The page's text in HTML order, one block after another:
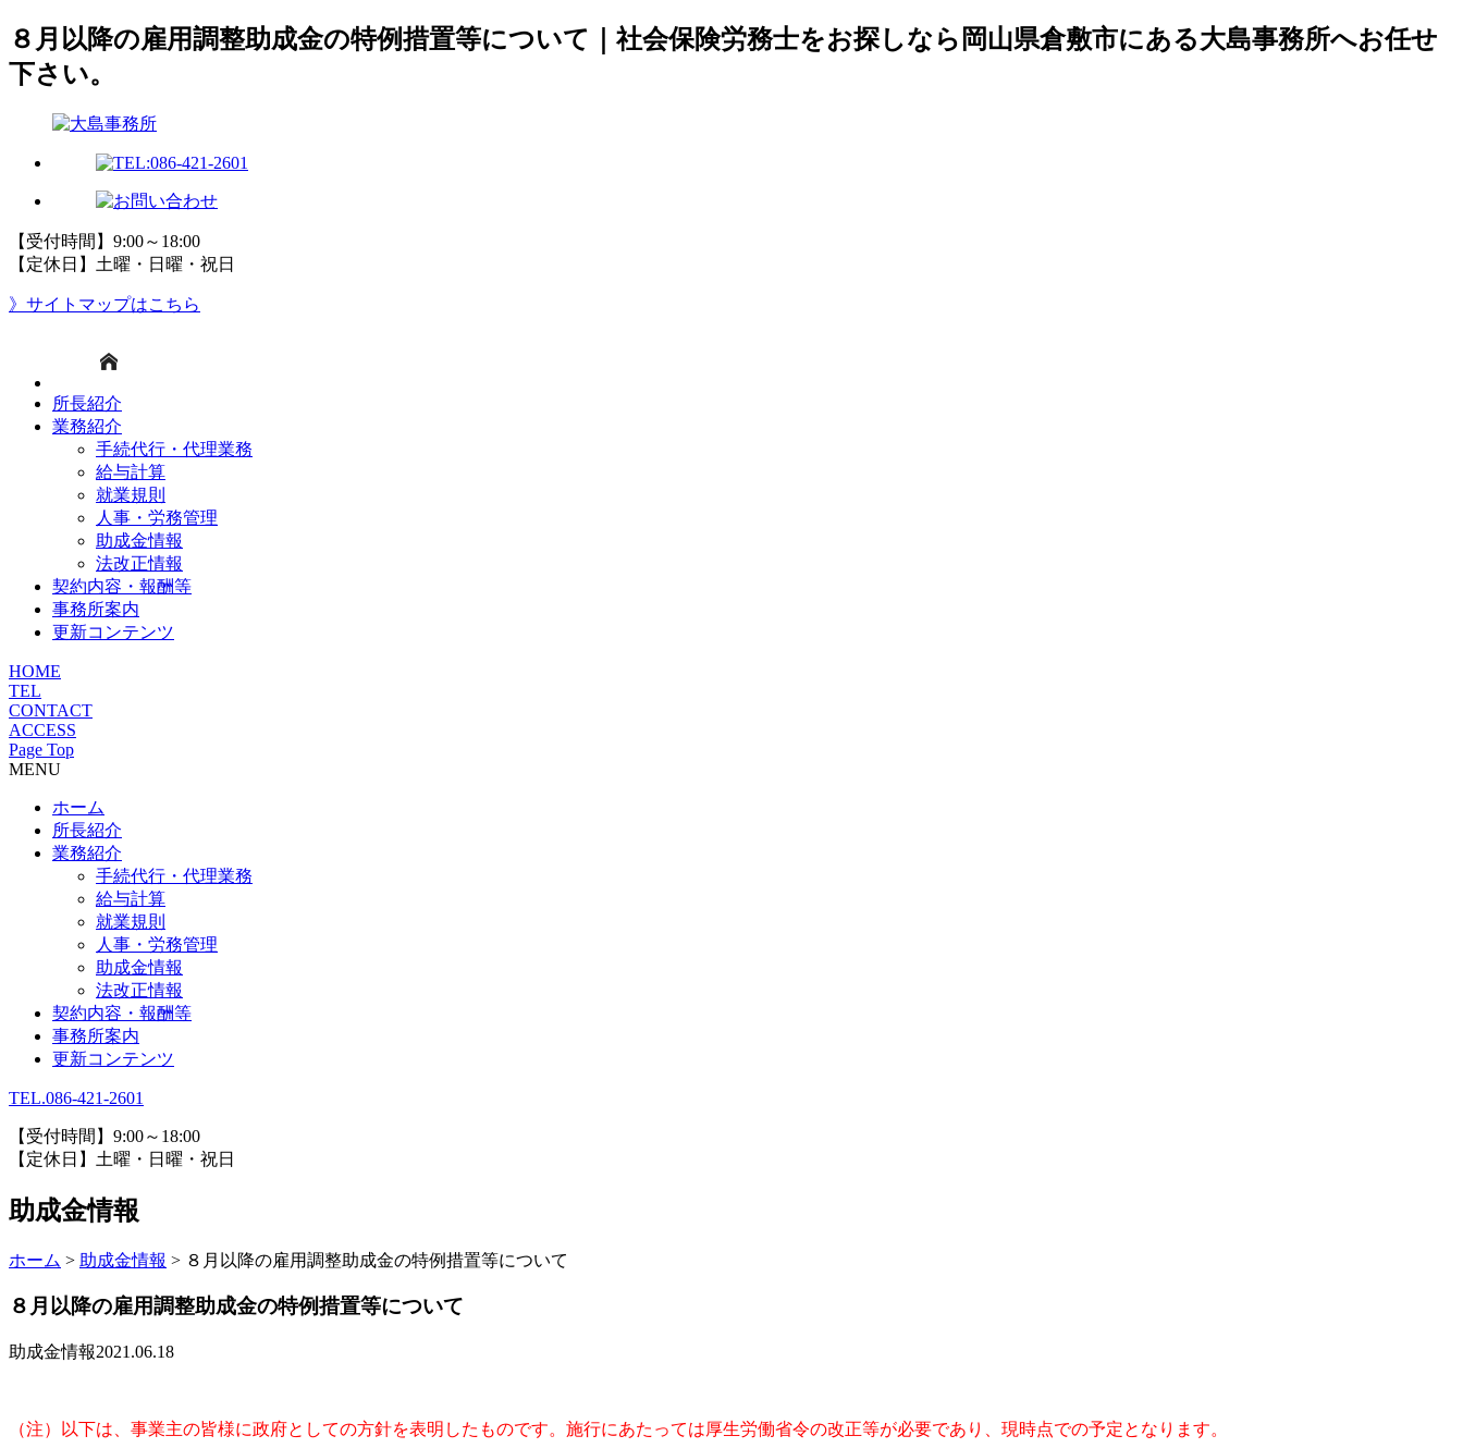
８月以降の雇用調整助成金の特例措置等について｜社会保険労務士をお探しなら岡山県倉敷市にある大島事務所へお任せ
下さい。
【受付時間】9:00～18:00
【定休日】土曜・日曜・祝日
》サイトマップはこちら
所長紹介
業務紹介
手続代行・代理業務
給与計算
就業規則
人事・労務管理
助成金情報
法改正情報
契約内容・報酬等
事務所案内
更新コンテンツ
HOME
TEL
CONTACT
ACCESS
Page Top
MENU
ホーム
所長紹介
業務紹介
手続代行・代理業務
給与計算
就業規則
人事・労務管理
助成金情報
法改正情報
契約内容・報酬等
事務所案内
更新コンテンツ
TEL.086-421-2601
【受付時間】9:00～18:00
【定休日】土曜・日曜・祝日
助成金情報
ホーム > 助成金情報 > ８月以降の雇用調整助成金の特例措置等について
８月以降の雇用調整助成金の特例措置等について
助成金情報2021.06.18
（注）以下は、事業主の皆様に政府としての方針を表明したものです。施行にあたっては厚生労働省令の改正等が必要であり、現時点での予定となります。